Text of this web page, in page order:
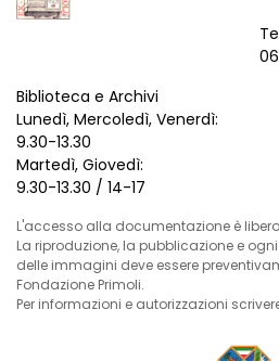
Biblioteca e Archivi
Lunedì, Mercoledì, Venerdì:
9.30-13.30
Martedì, Giovedì:
9.30-13.30 / 14-17
L'accesso alla documentazione è
La riproduzione, la pubblicazione e
delle immagini deve essere
Fondazione Primoli.
Per informazioni e autorizzazioni